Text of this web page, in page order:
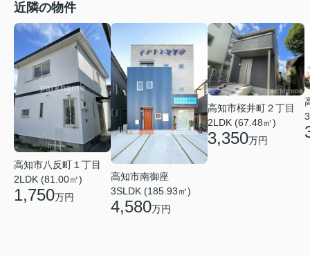
近隣の物件
高知市八反町１丁目
2LDK (81.00㎡)
1,750万円
高知市南御座
3SLDK (185.93㎡)
4,580万円
高知市桜井町２丁目
2LDK (67.48㎡)
3,350万円